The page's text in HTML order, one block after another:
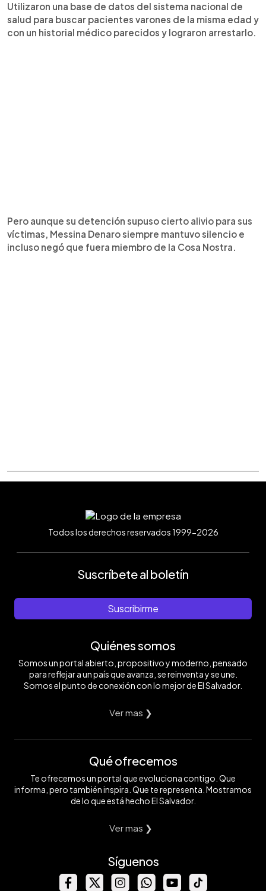
Utilizaron una base de datos del sistema nacional de
salud para buscar pacientes varones de la misma edad y
con un historial médico parecidos y lograron arrestarlo.
Pero aunque su detención supuso cierto alivio para sus
víctimas, Messina Denaro siempre mantuvo silencio e
incluso negó que fuera miembro de la Cosa Nostra.
Todos los derechos reservados 1999-2026
Suscríbete al boletín
Suscribirme
Quiénes somos
Somos un portal abierto, propositivo y moderno, pensado
para reflejar a un país que avanza, se reinventa y se une.
Somos el punto de conexión con lo mejor de El Salvador.
Ver mas ❯
Qué ofrecemos
Te ofrecemos un portal que evoluciona contigo. Que
informa, pero también inspira. Que te representa. Mostramos
de lo que está hecho El Salvador.
Ver mas ❯
Síguenos